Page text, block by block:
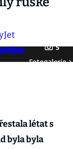
5
Fotogalerie
létat s
byla byla